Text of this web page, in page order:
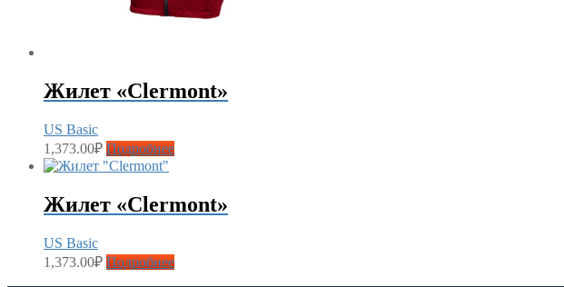
Жилет «Clermont»
US Basic
1,373.00₽ Подробнее
Жилет «Clermont»
US Basic
1,373.00₽ Подробнее